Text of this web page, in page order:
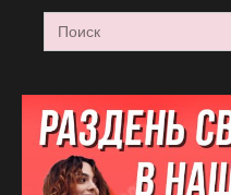
Search
for: